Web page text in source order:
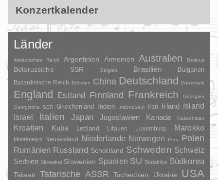
Konzertkalender
Länder
Akkadisches Reich Argentinien Armenien Australien Belarus
Belarussiche SSR Belgien Brasilien Bulgarien
Byzantinische Reich Böhmen China Deutschland Dänemark
England Estland Finnland Frankreich
Georgien
Georgische SSR
Griechenland Indien Indonesien Iran Irland
Island
Israel
Italien Japan Jugoslawien Kanada Kasachstan
Kroatien Kuba Lettland Litauen Luxemburg Marokko
Montenegro Neuseeland Niederlande Norwegen Peru
Polen
Rumänien Russland Schottland Schweden Schweiz
Serbien Slowakei Slowenien Spanien SU Südafrika Südkorea
Taiwan Tatarische ASSR Tschechien Ukraine USA